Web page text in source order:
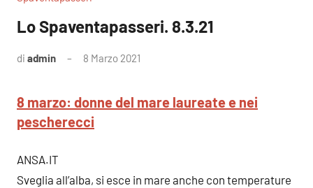
Lo Spaventapasseri. 8.3.21
di admin 8 Marzo 2021
8 marzo: donne del mare laureate e nei
pescherecci
ANSA.IT
Sveglia all’alba, si esce in mare anche con temperature